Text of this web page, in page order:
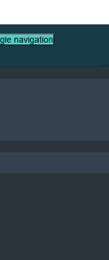
navigation